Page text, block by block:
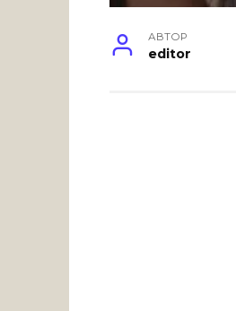
АВТОР
editor